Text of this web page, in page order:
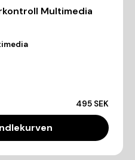
Multimedia
495 SEK